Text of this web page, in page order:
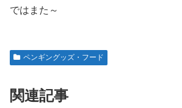
ではまた～
ペンギングッズ・フード
関連記事